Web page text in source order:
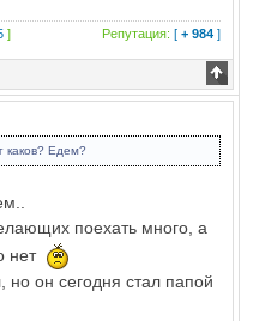
] Репутация: [+ 984 ]
каков? Едем?
поехать много, а
нет
он сегодня стал папой